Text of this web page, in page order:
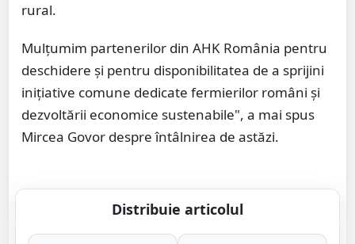
rural.
Mulțumim partenerilor din AHK România pentru
deschidere și pentru disponibilitatea de a sprijini
inițiative comune dedicate fermierilor români și
dezvoltării economice sustenabile", a mai spus
Mircea Govor despre întâlnirea de astăzi.
Distribuie articolul